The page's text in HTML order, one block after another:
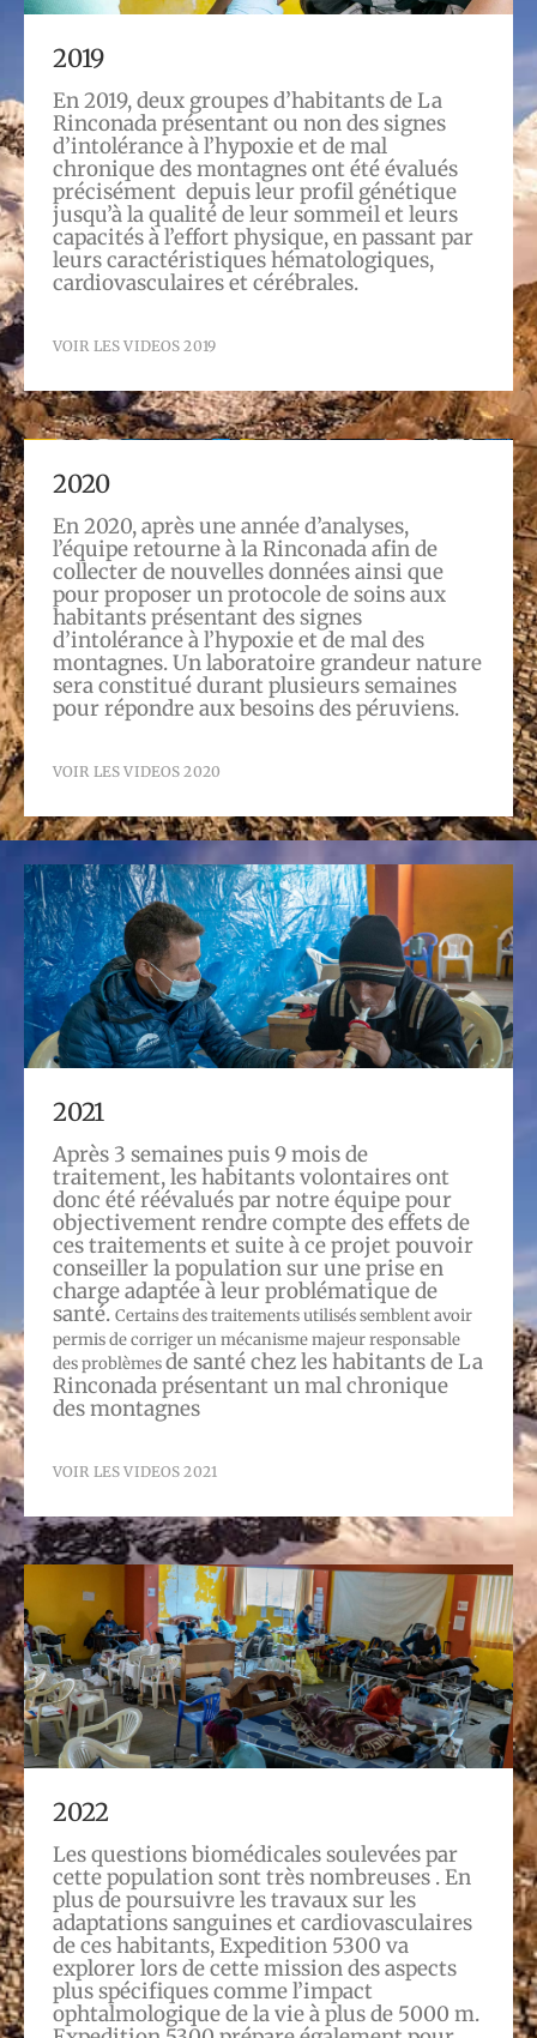
2019
En 2019, deux groupes d’habitants de La
Rinconada présentant ou non des signes
d’intolérance à l’hypoxie et de mal
chronique des montagnes ont été évalués
précisément depuis leur profil génétique
jusqu’à la qualité de leur sommeil et leurs
capacités à l’effort physique, en passant par
leurs caractéristiques hématologiques,
cardiovasculaires et cérébrales.
VOIR LES VIDEOS 2019
2020
En 2020, après une année d’analyses,
l’équipe retourne à la Rinconada afin de
collecter de nouvelles données ainsi que
pour proposer un protocole de soins aux
habitants présentant des signes
d’intolérance à l’hypoxie et de mal des
montagnes. Un laboratoire grandeur nature
sera constitué durant plusieurs semaines
pour répondre aux besoins des péruviens.
VOIR LES VIDEOS 2020
2021
Après 3 semaines puis 9 mois de
traitement, les habitants volontaires ont
donc été réévalués par notre équipe pour
objectivement rendre compte des effets de
ces traitements et suite à ce projet pouvoir
conseiller la population sur une prise en
charge adaptée à leur problématique de
santé. Certains des traitements utilisés semblent avoir
permis de corriger un mécanisme majeur responsable
des problèmesde santé chez les habitants de La
Rinconada présentant un mal chronique
des montagnes
VOIR LES VIDEOS 2021
2022
Les questions biomédicales soulevées par
cette population sont très nombreuses . En
plus de poursuivre les travaux sur les
adaptations sanguines et cardiovasculaires
de ces habitants, Expedition 5300 va
explorer lors de cette mission des aspects
plus spécifiques comme l’impact
ophtalmologique de la vie à plus de 5000 m.